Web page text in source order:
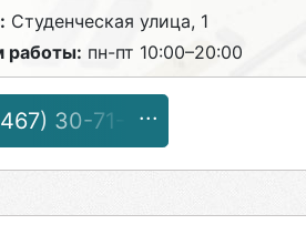
Студенческая улица, 1
работы: пн-пт 10:00–20:00
30-71-10